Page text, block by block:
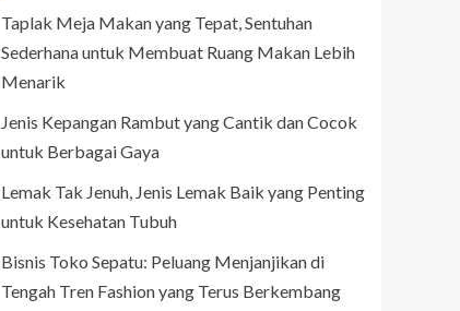
Taplak Meja Makan yang Tepat, Sentuhan
Sederhana untuk Membuat Ruang Makan Lebih
Menarik
Jenis Kepangan Rambut yang Cantik dan Cocok
untuk Berbagai Gaya
Lemak Tak Jenuh, Jenis Lemak Baik yang Penting
untuk Kesehatan Tubuh
Bisnis Toko Sepatu: Peluang Menjanjikan di
Tengah Tren Fashion yang Terus Berkembang